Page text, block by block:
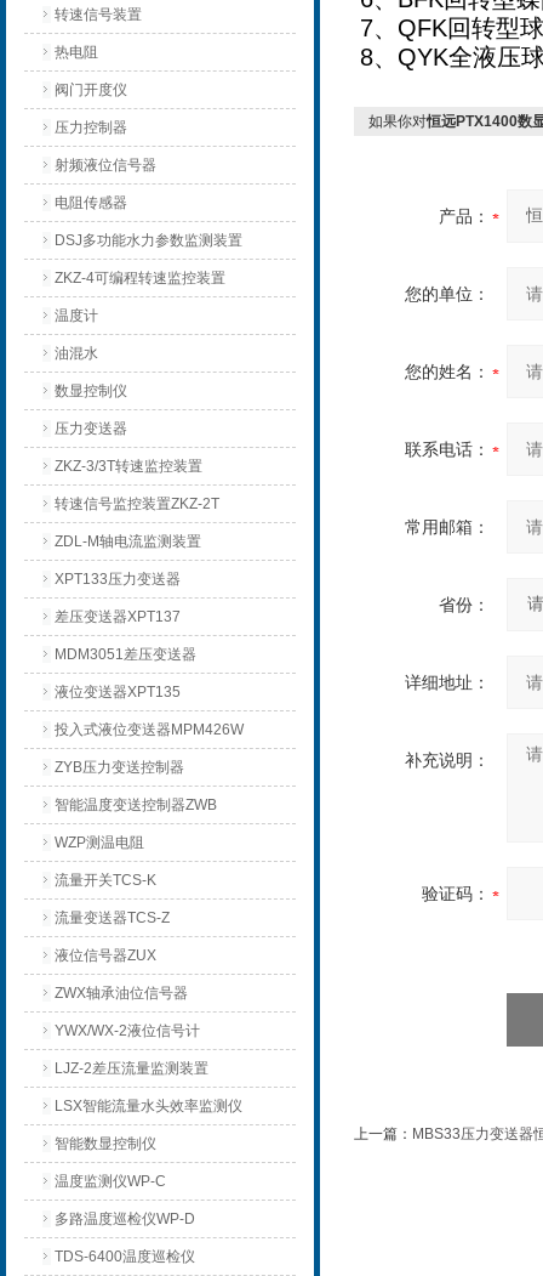
转速信号装置
热电阻
阀门开度仪
压力控制器
射频液位信号器
电阻传感器
DSJ多功能水力参数监测装置
ZKZ-4可编程转速监控装置
温度计
油混水
数显控制仪
压力变送器
ZKZ-3/3T转速监控装置
转速信号监控装置ZKZ-2T
ZDL-M轴电流监测装置
XPT133压力变送器
差压变送器XPT137
MDM3051差压变送器
液位变送器XPT135
投入式液位变送器MPM426W
ZYB压力变送控制器
智能温度变送控制器ZWB
WZP测温电阻
流量开关TCS-K
流量变送器TCS-Z
液位信号器ZUX
ZWX轴承油位信号器
YWX/WX-2液位信号计
LJZ-2差压流量监测装置
LSX智能流量水头效率监测仪
智能数显控制仪
温度监测仪WP-C
多路温度巡检仪WP-D
TDS-6400温度巡检仪
7、QFK回转型
8、QYK全液压
如果你对恒远PTX1400数
产品：
您的单位：
您的姓名：
联系电话：
常用邮箱：
省份：
详细地址：
补充说明：
验证码：
上一篇： MBS33压力变送器